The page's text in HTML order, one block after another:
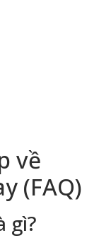
về
(FAQ)
gì?